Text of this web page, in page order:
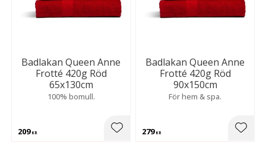
Badlakan Queen Anne
Frotté 420g Röd
65x130cm
100% bomull.
209KR Lägg till i favoriter
Badlakan Queen Anne
Frotté 420g Röd
90x150cm
För hem & spa.
279KR